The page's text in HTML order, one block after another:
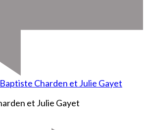
Baptiste Charden et Julie Gayet